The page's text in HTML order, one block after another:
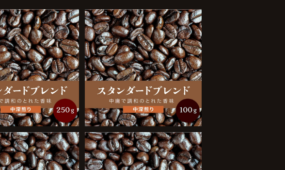
ードブレンド 250g
¥1,800
スタンダードブレンド 100g
¥900